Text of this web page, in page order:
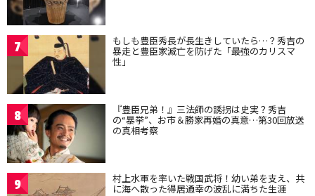
7 もしも豊臣秀長が長生きしていたら…？秀吉の
暴走と豊臣家滅亡を防げた「最強のカリスマ
性」
8 『豊臣兄弟！』三法師の誘拐は史実？秀吉
の“暴挙”、お市＆勝家再婚の真意…第30回放送
の真相考察
9 村上水軍を率いた戦国武将！幼い弟を支え、共
に海へ散った得居通幸の波乱に満ちた生涯